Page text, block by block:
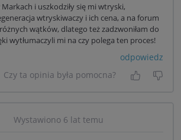
i uszkodziły się mi wtryski,
wtryskiwaczy i ich cena, a na forum
wątków, dlatego też zadzwoniłam do
wytłumaczyli mi na czy polega ten proces!
odpowiedz
Czy ta opinia była pomocna?
Tak, była
Nie
Wystawiono 6 lat temu